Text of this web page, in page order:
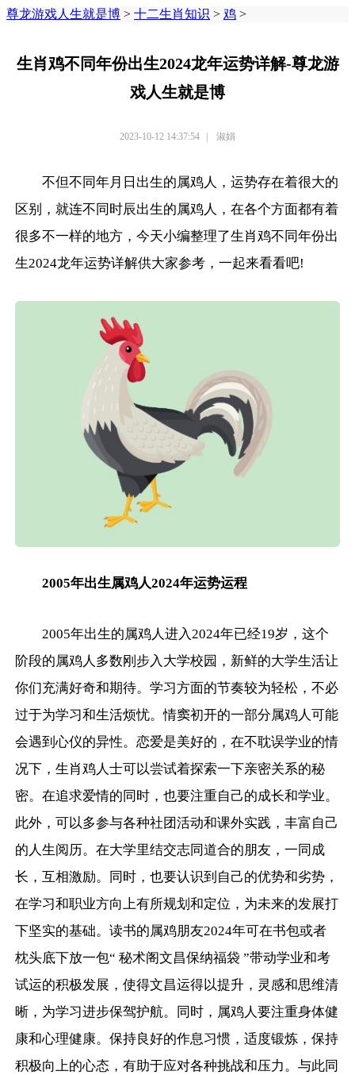
尊龙游戏人生就是博 > 十二生肖知识 > 鸡 >
生肖鸡不同年份出生2024龙年运势详解-尊龙游
戏人生就是博
2023-10-12 14:37:54 | 淑娟
不但不同年月日出生的属鸡人，运势存在着很大的
区别，就连不同时辰出生的属鸡人，在各个方面都有着
很多不一样的地方，今天小编整理了生肖鸡不同年份出
生2024龙年运势详解供大家参考，一起来看看吧!
2005年出生属鸡人2024年运势运程
2005年出生的属鸡人进入2024年已经19岁，这个
阶段的属鸡人多数刚步入大学校园，新鲜的大学生活让
你们充满好奇和期待。学习方面的节奏较为轻松，不必
过于为学习和生活烦忧。情窦初开的一部分属鸡人可能
会遇到心仪的异性。恋爱是美好的，在不耽误学业的情
况下，生肖鸡人士可以尝试着探索一下亲密关系的秘
密。在追求爱情的同时，也要注重自己的成长和学业。
此外，可以多参与各种社团活动和课外实践，丰富自己
的人生阅历。在大学里结交志同道合的朋友，一同成
长，互相激励。同时，也要认识到自己的优势和劣势，
在学习和职业方向上有所规划和定位，为未来的发展打
下坚实的基础。读书的属鸡朋友2024年可在书包或者
枕头底下放一包“ 秘术阁文昌保纳福袋 ”带动学业和考
试运的积极发展，使得文昌运得以提升，灵感和思维清
晰，为学习进步保驾护航。同时，属鸡人要注重身体健
康和心理健康。保持良好的作息习惯，适度锻炼，保持
积极向上的心态，有助于应对各种挑战和压力。与此同